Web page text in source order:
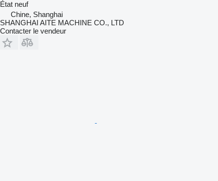
État neuf
Chine, Shanghai
SHANGHAI AITE MACHINE CO., LTD
Contacter le vendeur